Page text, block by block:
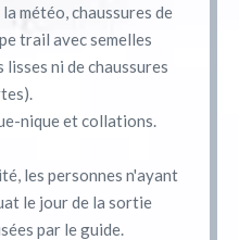
météo, chaussures de
trail avec semelles
lisses ni de chaussures
nique et collations.
les personnes n'ayant
le jour de la sortie
par le guide.